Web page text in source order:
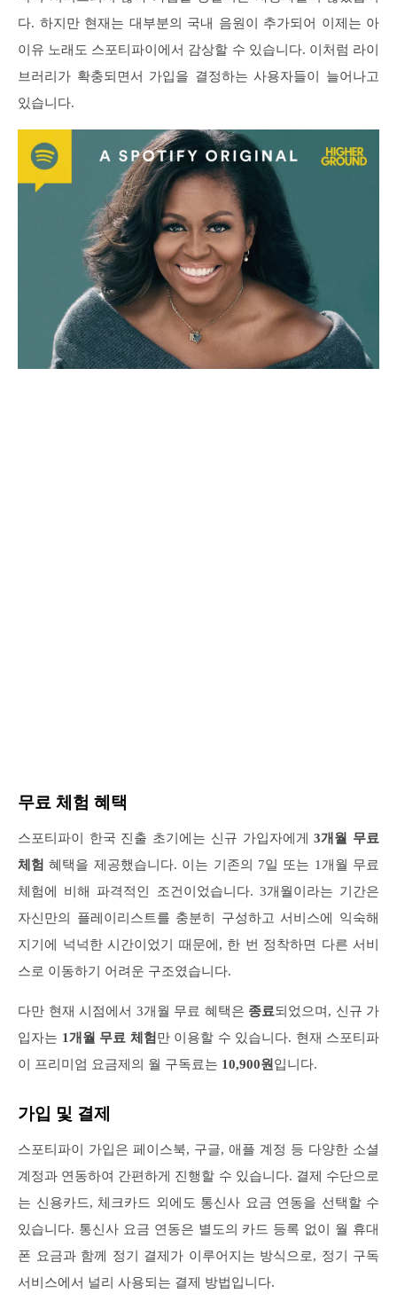
다. 하지만 현재는 대부분의 국내 음원이 추가되어 이제는 아
이유 노래도 스포티파이에서 감상할 수 있습니다. 이처럼 라이
브러리가 확충되면서 가입을 결정하는 사용자들이 늘어나고
있습니다.
무료 체험 혜택
스포티파이 한국 진출 초기에는 신규 가입자에게3개월 무료
체험 혜택을 제공했습니다. 이는 기존의 7일 또는 1개월 무료
체험에 비해 파격적인 조건이었습니다. 3개월이라는 기간은
자신만의 플레이리스트를 충분히 구성하고 서비스에 익숙해
지기에 넉넉한 시간이었기 때문에, 한 번 정착하면 다른 서비
스로 이동하기 어려운 구조였습니다.
다만 현재 시점에서 3개월 무료 혜택은 종료되었으며, 신규 가
입자는 1개월 무료 체험만 이용할 수 있습니다. 현재 스포티파
이 프리미엄 요금제의 월 구독료는 10,900원입니다.
가입 및 결제
스포티파이 가입은 페이스북, 구글, 애플 계정 등 다양한 소셜
계정과 연동하여 간편하게 진행할 수 있습니다. 결제 수단으로
는 신용카드, 체크카드 외에도 통신사 요금 연동을 선택할 수
있습니다. 통신사 요금 연동은 별도의 카드 등록 없이 월 휴대
폰 요금과 함께 정기 결제가 이루어지는 방식으로, 정기 구독
서비스에서 널리 사용되는 결제 방법입니다.